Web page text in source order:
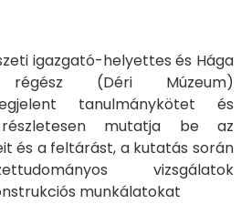
igazgató-helyettes és Hága
(Déri Múzeum)
tanulmánykötet és
mutatja be az
és a feltárást, a kutatás során
vizsgálatok
munkálatokat